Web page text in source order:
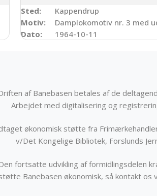
Sted:
Kappendrup
Motiv:
Damplokomotiv nr. 3 med
Dato:
1964-10-11
af Banebasen betales af de
Arbejdet med digitalisering og
økonomisk støtte fra
v/Det Kongelige Bibliotek, Forslunds
fortsatte udvikling af formidlingsdelen
Banebasen økonomisk, så kontakt os